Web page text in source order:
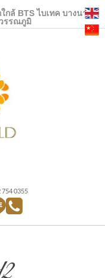
กล้ BTS ไบเทค บางนา
รรณภูมิ
2 754 0355